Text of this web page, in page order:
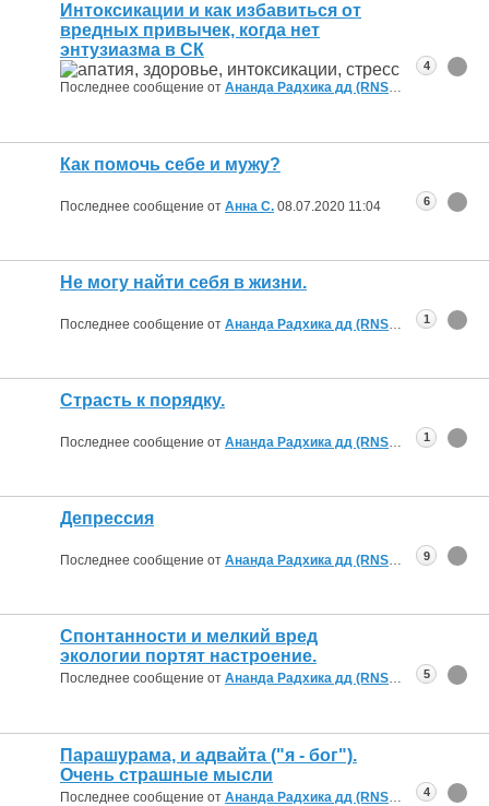
Интоксикации и как избавиться от
вредных привычек, когда нет
энтузиазма в СК
Последнее сообщение от Ананда Радхика дд (RNS) 20.08.2020
4
Как помочь себе и мужу?
Последнее сообщение от Анна С. 08.07.2020 11:04 6
Не могу найти себя в жизни.
Последнее сообщение от Ананда Радхика дд (RNS) 26.05.2020
1
Страсть к порядку.
Последнее сообщение от Ананда Радхика дд (RNS) 26.05.2020
1
Депрессия
Последнее сообщение от Ананда Радхика дд (RNS) 22.05.2020
9
Спонтанности и мелкий вред
экологии портят настроение.
Последнее сообщение от Ананда Радхика дд (RNS) 04.02.2020
5
Парашурама, и адвайта ("я - бог").
Очень страшные мысли
Последнее сообщение от Ананда Радхика дд (RNS) 08.01.2020
4